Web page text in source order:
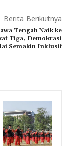
Berita Berikutnya
Tengah Naik ke
Tiga, Demokrasi
Semakin Inklusif